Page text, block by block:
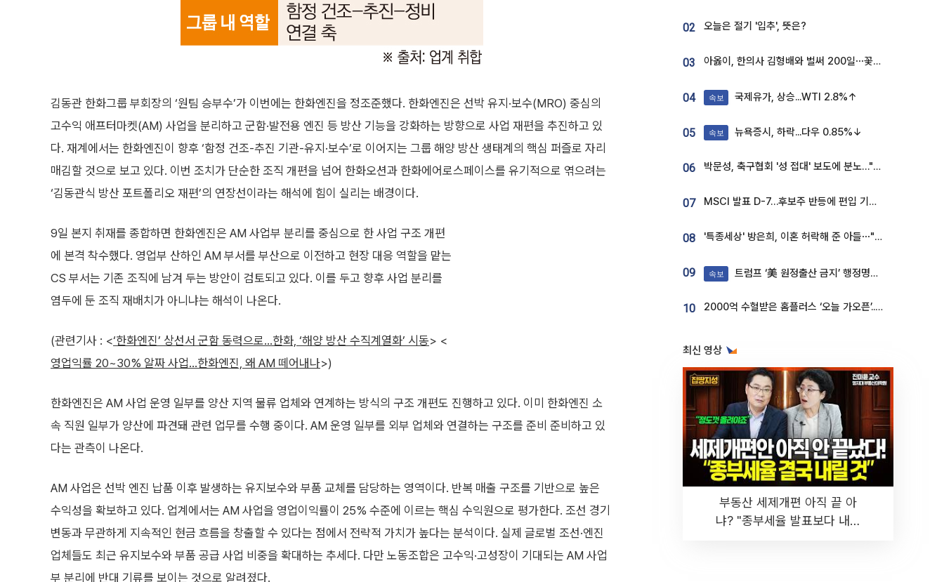
김동관 한화그룹 부회장의 ‘원팀 승부수’가 이번에는 한화엔진을 정조준했다. 한화엔진은 선박 유지·보수(MRO) 중심의
고수익 애프터마켓(AM) 사업을 분리하고 군함·발전용 엔진 등 방산 기능을 강화하는 방향으로 사업 재편을 추진하고 있
다. 재계에서는 한화엔진이 향후 ‘함정 건조-추진 기관-유지·보수’로 이어지는 그룹 해양 방산 생태계의 핵심 퍼즐로 자리
매김할 것으로 보고 있다. 이번 조치가 단순한 조직 개편을 넘어 한화오션과 한화에어로스페이스를 유기적으로 엮으려는
‘김동관식 방산 포트폴리오 재편’의 연장선이라는 해석에 힘이 실리는 배경이다.
9일 본지 취재를 종합하면 한화엔진은 AM 사업부 분리를 중심으로 한 사업 구조 개편
에 본격 착수했다. 영업부 산하인 AM 부서를 부산으로 이전하고 현장 대응 역할을 맡는
CS 부서는 기존 조직에 남겨 두는 방안이 검토되고 있다. 이를 두고 향후 사업 분리를
염두에 둔 조직 재배치가 아니냐는 해석이 나온다.
(관련기사 : <‘한화엔진’ 상선서 군함 동력으로…한화, ‘해양 방산 수직계열화’ 시동> <
영업익률 20~30% 알짜 사업…한화엔진, 왜 AM 떼어내나>)
한화엔진은 AM 사업 운영 일부를 양산 지역 물류 업체와 연계하는 방식의 구조 개편도 진행하고 있다. 이미 한화엔진 소
속 직원 일부가 양산에 파견돼 관련 업무를 수행 중이다. AM 운영 일부를 외부 업체와 연결하는 구조를 준비 준비하고 있
다는 관측이 나온다.
AM 사업은 선박 엔진 납품 이후 발생하는 유지보수와 부품 교체를 담당하는 영역이다. 반복 매출 구조를 기반으로 높은
수익성을 확보하고 있다. 업계에서는 AM 사업을 영업이익률이 25% 수준에 이르는 핵심 수익원으로 평가한다. 조선 경기
변동과 무관하게 지속적인 현금 흐름을 창출할 수 있다는 점에서 전략적 가치가 높다는 분석이다. 실제 글로벌 조선·엔진
업체들도 최근 유지보수와 부품 공급 사업 비중을 확대하는 추세다. 다만 노동조합은 고수익·고성장이 기대되는 AM 사업
부 분리에 반대 기류를 보이는 것으로 알려졌다.
02 오늘은 절기 '입추', 뜻은?
03 아옳이, 한의사 김형배와 벌써 200일⋯꽃다발 들고 "프러포즈 아냐"
04 속보 국제유가, 상승...WTI 2.8%↑
05 속보 뉴욕증시, 하락...다우 0.85%↓
06 박문성, 축구협회 '성 접대' 보도에 분노…"다 말아먹으려고 작정했나"
07 MSCI 발표 D-7…후보주 반등에 편입 기대 재점화
08 '특종세상' 방은희, 이혼 허락해 준 아들⋯"너무 잘 커줬다" 오열
09 속보 트럼프 ‘美 원정출산 금지’ 행정명령 서명
10 2000억 수혈받은 홈플러스 ‘오늘 가오픈’...13일 정식 개장 시험대
최신 영상
부동산 세제개편 아직 끝 아
냐? "종부세율 발표보다 내릴